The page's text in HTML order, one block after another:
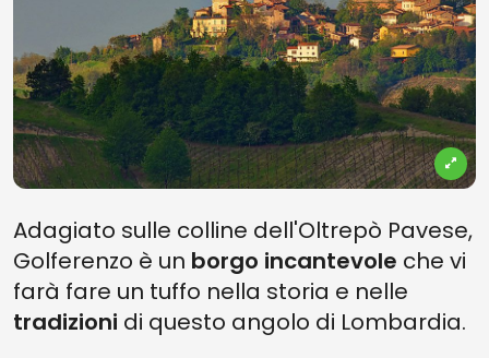
Adagiato sulle colline dell'Oltrepò Pavese,
Golferenzo è un borgo incantevole che vi
farà fare un tuffo nella storia e nelle
tradizioni di questo angolo di Lombardia.